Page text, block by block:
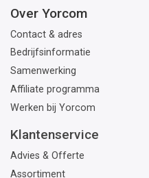
Over Yorcom
Contact & adres
Bedrijfsinformatie
Samenwerking
Affiliate programma
Werken bij Yorcom
Klantenservice
Advies & Offerte
Assortiment